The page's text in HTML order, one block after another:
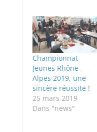
Championnat
Jeunes Rhône-
Alpes 2019, une
sincère réussite !
25 mars 2019
Dans "news"